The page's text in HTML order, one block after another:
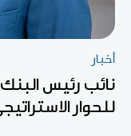
أخبار
نائب رئيس البنك
للحوار